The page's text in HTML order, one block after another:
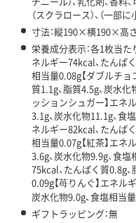
（スクラロース）、（一部
寸法：縦190×横190×高
栄養成分表示：各1枚当た
ネルギー74kcal、たんぱ
相当量0.08g【ダブルチョ
質1.1g、脂質4.5g、炭水
ッションシュガー】エネ
3.1g、炭水化物11.1g、食
ネルギー82kcal、たんぱ
相当量0.07g【紅茶】エネ
3.6g、炭水化物9.9g、食
75kcal、たんぱく質0.8g
0.09g【苺りんぐ】エネル
炭水化物9.0g、食塩相当
ギフトラッピング：無